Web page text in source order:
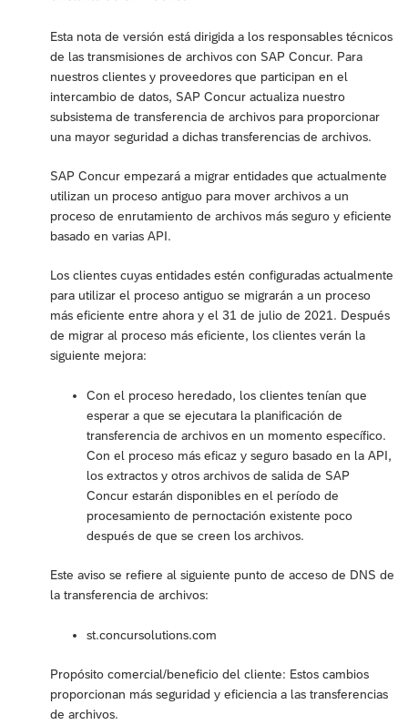
Esta nota de versión está dirigida a los responsables técnicos
de las transmisiones de archivos con SAP Concur. Para
nuestros clientes y proveedores que participan en el
intercambio de datos, SAP Concur actualiza nuestro
subsistema de transferencia de archivos para proporcionar
una mayor seguridad a dichas transferencias de archivos.
SAP Concur empezará a migrar entidades que actualmente
utilizan un proceso antiguo para mover archivos a un
proceso de enrutamiento de archivos más seguro y eficiente
basado en varias API.
Los clientes cuyas entidades estén configuradas actualmente
para utilizar el proceso antiguo se migrarán a un proceso
más eficiente entre ahora y el 31 de julio de 2021. Después
de migrar al proceso más eficiente, los clientes verán la
siguiente mejora:
Con el proceso heredado, los clientes tenían que
esperar a que se ejecutara la planificación de
transferencia de archivos en un momento específico.
Con el proceso más eficaz y seguro basado en la API,
los extractos y otros archivos de salida de SAP
Concur estarán disponibles en el período de
procesamiento de pernoctación existente poco
después de que se creen los archivos.
Este aviso se refiere al siguiente punto de acceso de DNS de
la transferencia de archivos:
st.concursolutions.com
Propósito comercial/beneficio del cliente: Estos cambios
proporcionan más seguridad y eficiencia a las transferencias
de archivos.